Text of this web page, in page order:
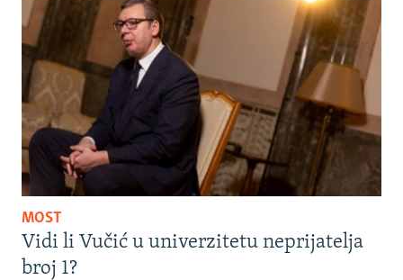
MOST
Vidi li Vučić u univerzitetu neprijatelja
broj 1?